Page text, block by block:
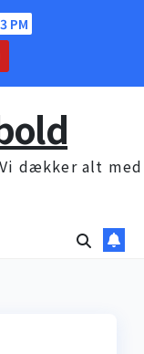
PM
dækker alt med